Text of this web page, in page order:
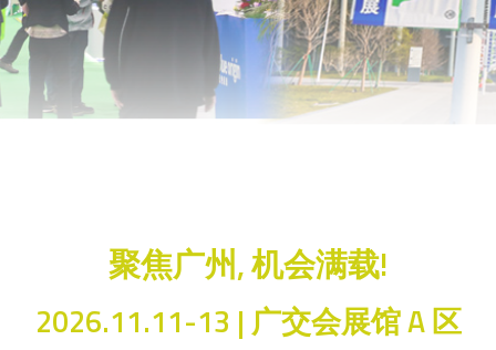
聚焦广州, 机会满载!
2026.11.11-13 | 广交会展馆 A 区